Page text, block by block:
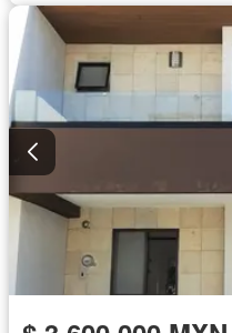
Electricidad
Internet
Jardín
Sala polivalente
Seguridad
Terraza
Vista panorámica
Sin amueblar